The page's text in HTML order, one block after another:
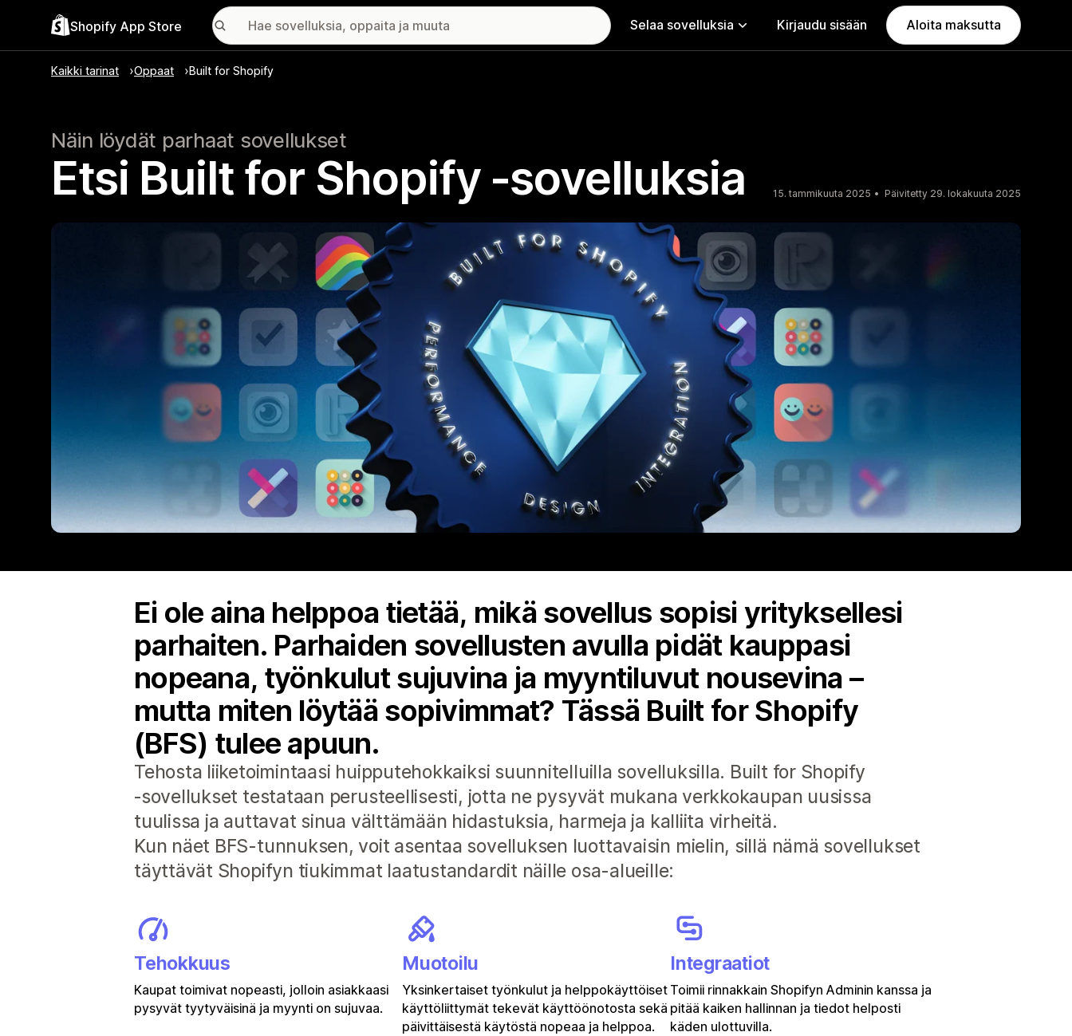
Shopify App Store Selaa sovelluksia Kirjaudu sisään Aloita maksutta
Kaikki tarinat Oppaat Built for Shopify
Näin löydät parhaat sovellukset
Etsi Built for Shopify ‑sovelluksia 15. tammikuuta 2025 Päivitetty 29. lokakuuta 2025
Ei ole aina helppoa tietää, mikä sovellus sopisi yrityksellesi
parhaiten. Parhaiden sovellusten avulla pidät kauppasi
nopeana, työnkulut sujuvina ja myyntiluvut nousevina –
mutta miten löytää sopivimmat? Tässä Built for Shopify
(BFS) tulee apuun.
Tehosta liiketoimintaasi huipputehokkaiksi suunnitelluilla sovelluksilla. Built for Shopify
‑sovellukset testataan perusteellisesti, jotta ne pysyvät mukana verkkokaupan uusissa
tuulissa ja auttavat sinua välttämään hidastuksia, harmeja ja kalliita virheitä.
Kun näet BFS-tunnuksen, voit asentaa sovelluksen luottavaisin mielin, sillä nämä sovellukset
täyttävät Shopifyn tiukimmat laatustandardit näille osa-alueille:
Tehokkuus
Kaupat toimivat nopeasti, jolloin asiakkaasi
pysyvät tyytyväisinä ja myynti on sujuvaa.
Muotoilu
Yksinkertaiset työnkulut ja helppokäyttöiset
käyttöliittymät tekevät käyttöönotosta sekä
päivittäisestä käytöstä nopeaa ja helppoa.
Integraatiot
Toimii rinnakkain Shopifyn Adminin kanssa ja
pitää kaiken hallinnan ja tiedot helposti
käden ulottuvilla.